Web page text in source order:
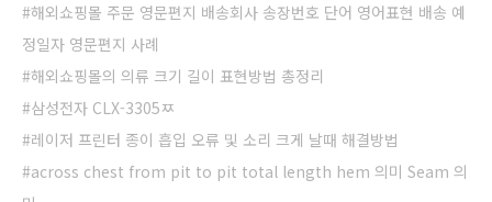
해외쇼핑몰 주문 영문편지 배송회사 송장번호 단어 영어표현 배송 예
정일자 영문편지 사례
해외쇼핑몰의 의류 크기 길이 표현방법 총정리
삼성전자 CLX-3305ㅉ
레이저 프린터 종이 흡입 오류 및 소리 크게 날때 해결방법
across chest from pit to pit total length hem 의미 Seam 의